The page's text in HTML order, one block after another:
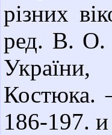
різних
ред. В. О.
Костюка.
186-197.